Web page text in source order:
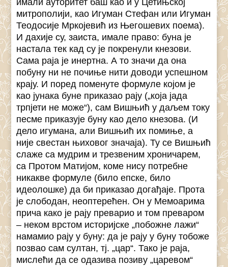
имали ауторитет баш као и у Цетињској
митрополији, као Игуман Стефан или Игуман
Теодосије Мркојевић из Његошевих поема).
И дахије су, заиста, имале право: буна је
настала тек кад су је покренули кнезови.
Сама раја је инертна. А то значи да она
побуну ни не почиње нити доводи успешном
крају. И поред поменуте формуле којом је
као јунака буне приказао рају („која јада
трпјети не може“), сам Вишњић у даљем току
песме приказује буну као дело кнезова. (И
дело игумана, али Вишњић их помиње, а
није свестан њиховог значаја). Ту се Вишњић
слаже са мудрим и трезвеним хроничарем,
са Протом Матијом, коме нису потребне
никакве формуле (било епске, било
идеолошке) да би приказао догађаје. Прота
је слободан, неоптерећен. Он у Мемоарима
прича како је рају преварио и том преваром
– неком врстом историјске „побожне лажи“
намамио рају у буну: да је рају у буну тобоже
позвао сам султан, тј. „цар“. Тако је раја,
мислећи да се одазива позиву „царевом“